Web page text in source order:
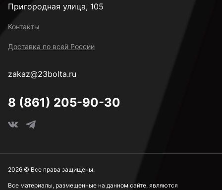
Пригородная улица, 105
Контакты
Доставка по всей России
zakaz@23bolta.ru
8 (861) 205-90-30
Все материалы, размещенные на данном сайте, являются
2026 © Все права защищены.